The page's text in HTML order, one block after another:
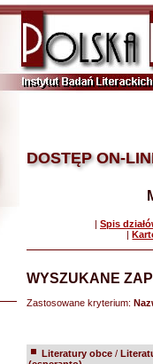
DOSTĘP ON-
| Spis
|
WYSZUKANE
Zastosowane kryterium:
Literatury obce /